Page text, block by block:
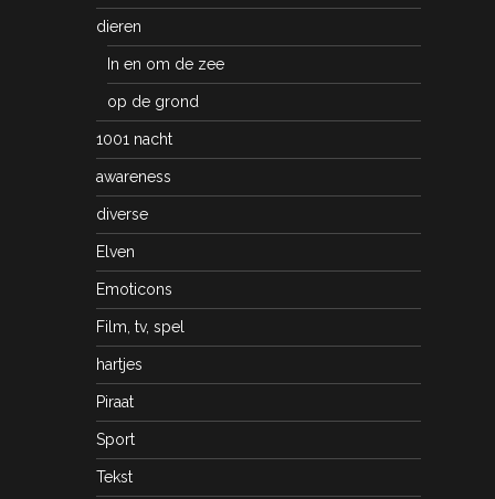
dieren
In en om de zee
op de grond
1001 nacht
awareness
diverse
Elven
Emoticons
Film, tv, spel
hartjes
Piraat
Sport
Tekst